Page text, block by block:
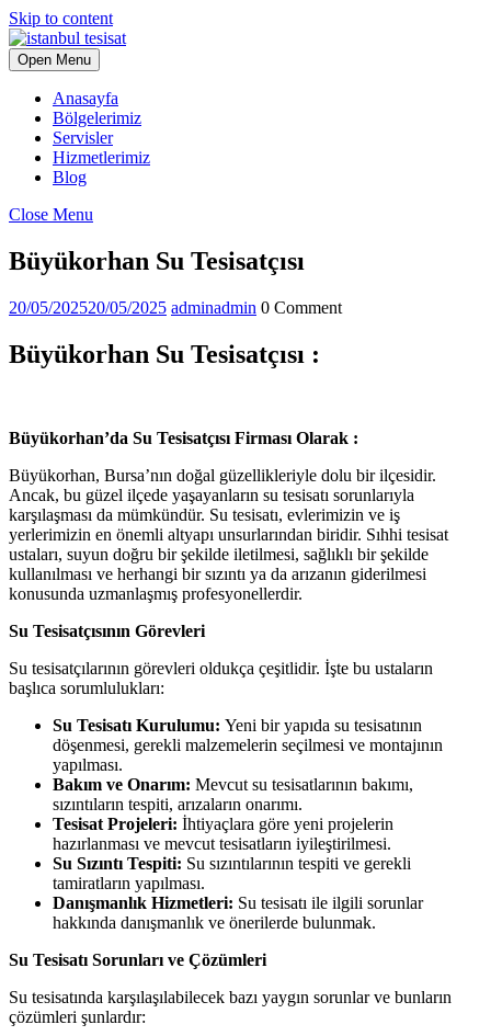
Skip to content
Open Menu
Anasayfa
Bölgelerimiz
Servisler
Hizmetlerimiz
Blog
Close Menu
Büyükorhan Su Tesisatçısı
20/05/202520/05/2025 adminadmin 0 Comment
Büyükorhan Su Tesisatçısı :
Büyükorhan’da Su Tesisatçısı Firması Olarak :
Büyükorhan, Bursa’nın doğal güzellikleriyle dolu bir ilçesidir.
Ancak, bu güzel ilçede yaşayanların su tesisatı sorunlarıyla
karşılaşması da mümkündür. Su tesisatı, evlerimizin ve iş
yerlerimizin en önemli altyapı unsurlarından biridir. Sıhhi tesisat
ustaları, suyun doğru bir şekilde iletilmesi, sağlıklı bir şekilde
kullanılması ve herhangi bir sızıntı ya da arızanın giderilmesi
konusunda uzmanlaşmış profesyonellerdir.
Su Tesisatçısının Görevleri
Su tesisatçılarının görevleri oldukça çeşitlidir. İşte bu ustaların
başlıca sorumlulukları:
Su Tesisatı Kurulumu: Yeni bir yapıda su tesisatının
döşenmesi, gerekli malzemelerin seçilmesi ve montajının
yapılması.
Bakım ve Onarım: Mevcut su tesisatlarının bakımı,
sızıntıların tespiti, arızaların onarımı.
Tesisat Projeleri: İhtiyaçlara göre yeni projelerin
hazırlanması ve mevcut tesisatların iyileştirilmesi.
Su Sızıntı Tespiti: Su sızıntılarının tespiti ve gerekli
tamiratların yapılması.
Danışmanlık Hizmetleri: Su tesisatı ile ilgili sorunlar
hakkında danışmanlık ve önerilerde bulunmak.
Su Tesisatı Sorunları ve Çözümleri
Su tesisatında karşılaşılabilecek bazı yaygın sorunlar ve bunların
çözümleri şunlardır: